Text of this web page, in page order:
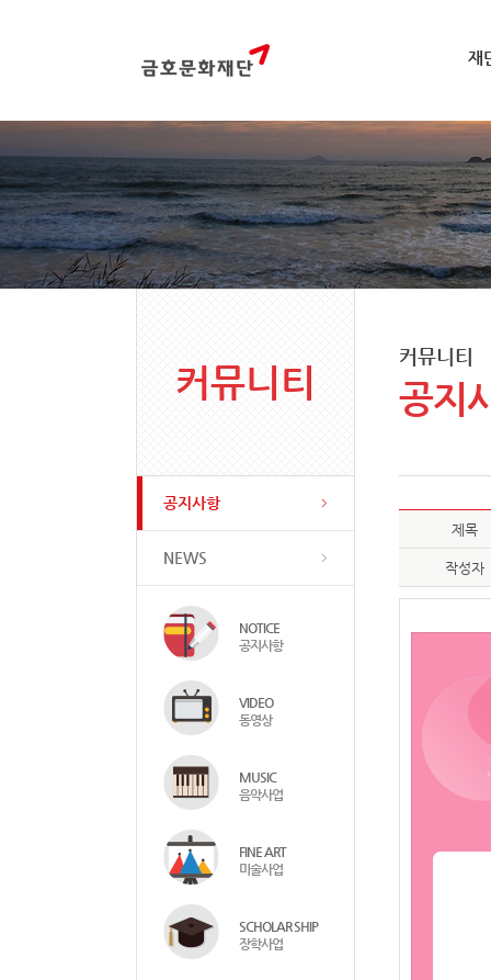
재
커뮤니티
공지사항
NEWS
NOTICE
공지사항
VIDEO
동영상
MUSIC
음악사업
FINE ART
미술사업
SCHOLAR SHIP
장학사업
커뮤니티
공지
제목
작성자